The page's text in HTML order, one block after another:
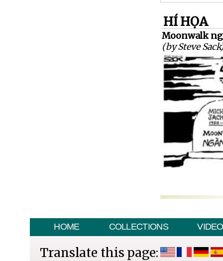
HÍ HỌA
Moonwalk
(by Steve
HOME COLLECTIONS VIDEO
Translate this page: